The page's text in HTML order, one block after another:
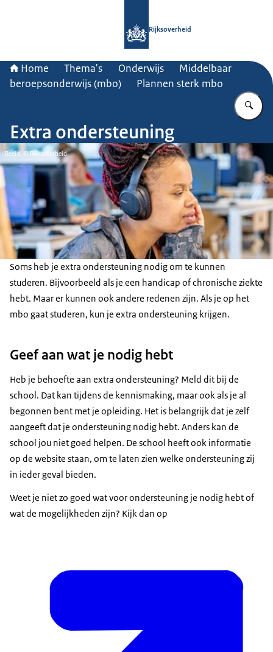
Rijksoverheid
Home Thema's Onderwijs
Middelbaar
beroepsonderwijs (mbo)
Plannen sterk mbo
Extra ondersteuning
Beeld: © Rijksoverheid
Soms heb je extra ondersteuning nodig om te kunnen
studeren. Bijvoorbeeld als je een handicap of chronische ziekte
hebt. Maar er kunnen ook andere redenen zijn. Als je op het
mbo gaat studeren, kun je extra ondersteuning krijgen.
Geef aan wat je nodig hebt
Heb je behoefte aan extra ondersteuning? Meld dit bij de
school. Dat kan tijdens de kennismaking, maar ook als je al
begonnen bent met je opleiding. Het is belangrijk dat je zelf
aangeeft dat je ondersteuning nodig hebt. Anders kan de
school jou niet goed helpen. De school heeft ook informatie
op de website staan, om te laten zien welke ondersteuning zij
in ieder geval bieden.
Weet je niet zo goed wat voor ondersteuning je nodig hebt of
wat de mogelijkheden zijn? Kijk dan op